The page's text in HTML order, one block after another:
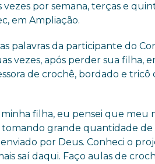
vezes por semana, terças e
em Ampliação.
palavras da participante do
vezes, após perder sua filha,
de crochê, bordado e tricô
minha filha, eu pensei que
grande quantidade de
por Deus. Conheci o
saí daqui. Faço aulas de